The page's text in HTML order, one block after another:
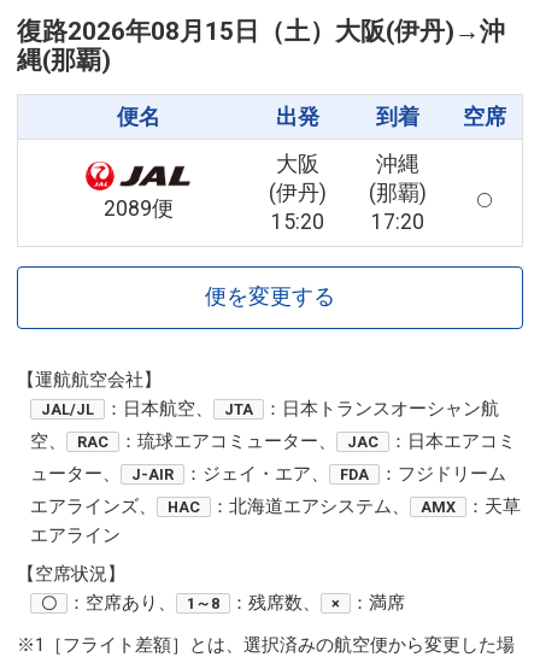
復路2026年08月15日（土） 大阪(伊丹) →沖
縄(那覇)
便名 出発 到着 空席
2089便
大阪
(伊丹)
15:20
沖縄
(那覇)
17:20
便を変更する
【運航航空会社】
JAL/JL ：日本航空、 JTA
：日本トランスオーシャン航
空、
RAC ：琉球エアコミューター、 JAC
：日本エアコミ
ューター、
J-AIR ：ジェイ・エア、 FDA
：フジドリーム
エアラインズ、
HAC ：北海道エアシステム、 AMX
：天草
エアライン
【空席状況】
〇 ：空席あり、 1～8 ：残席数、 ×
：満席
※1［フライト差額］とは、選択済みの航空便から変更した場